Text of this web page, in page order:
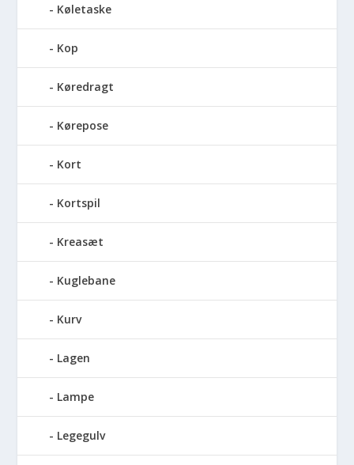
Køletaske
Kop
Køredragt
Kørepose
Kort
Kortspil
Kreasæt
Kuglebane
Kurv
Lagen
Lampe
Legegulv